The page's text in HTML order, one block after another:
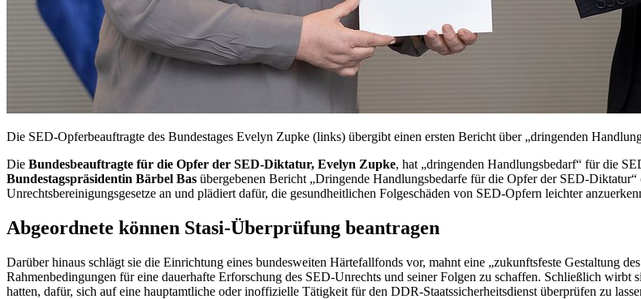
Die SED-Opferbeauftragte des Bundestages Evelyn Zupke (links) übergibt einen ersten Bericht über „dringenden
Die Bundesbeauftragte für die Opfer der SED-Diktatur, Evelyn Zupke, hat „dringenden Handlungsbedarf“ für die
Bundestagspräsidentin Bärbel Bas übergebenen Bericht „Dringende Handlungsbedarfe für die Opfer der SED-Diktatur“
Unrechtsbereinigungsgesetze an und plädiert dafür, die gesundheitlichen Folgeschäden von SED-Opfern leichter
Abgeordnete können Stasi-Überprüfung beantragen
Darüber hinaus schlägt sie die Einrichtung eines bundesweiten Härtefallfonds vor, mahnt eine „zukunftsfeste Gestaltung
Rahmenbedingungen für eine dauerhafte Erforschung des SED-Unrechts und seiner Folgen zu schaffen. Schließlich wirbt
hatten, dafür, sich auf eine hauptamtliche oder inoffizielle Tätigkeit für den DDR-Staatssicherheitsdienst überprüfen zu